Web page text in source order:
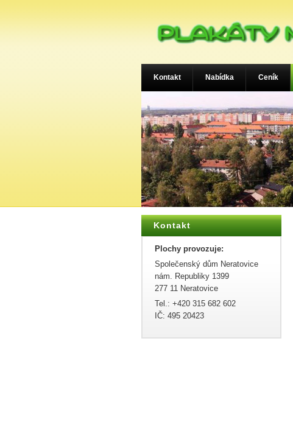
Kontakt
Plochy provozuje:
Společenský dům Neratovice
nám. Republiky 1399
277 11 Neratovice
Tel.: +420 315 682 602
IČ: 495 20423
Kontakt Nabídka Ceník